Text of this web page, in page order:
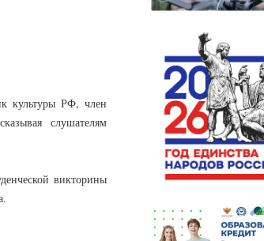
культуры РФ, член
слушателям
викторины